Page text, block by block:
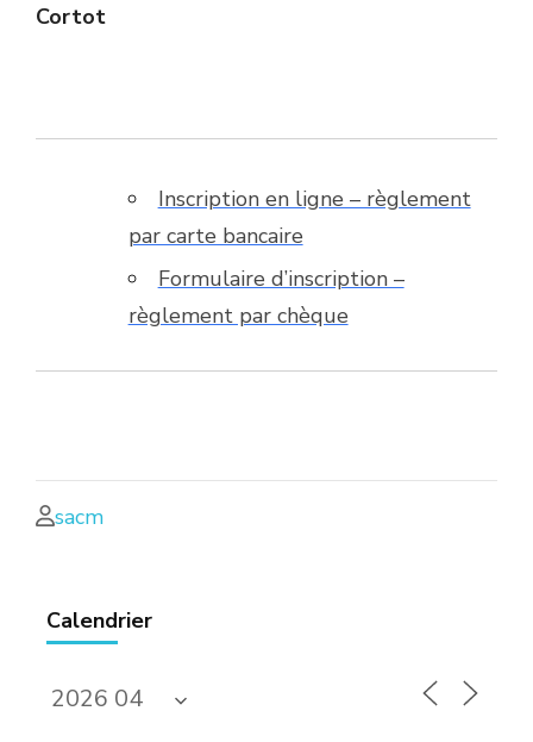
Cortot
Inscription en ligne – règlement
par carte bancaire
Formulaire d’inscription –
règlement par chèque
sacm
Calendrier